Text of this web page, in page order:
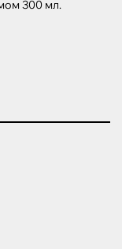
300 мл.